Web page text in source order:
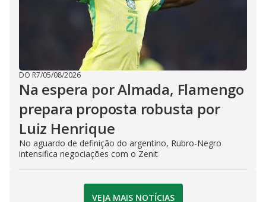
DO R7/05/08/2026
Na espera por Almada, Flamengo
prepara proposta robusta por
Luiz Henrique
No aguardo de definição do argentino, Rubro-Negro
intensifica negociações com o Zenit
VEJA MAIS NOTÍCIAS